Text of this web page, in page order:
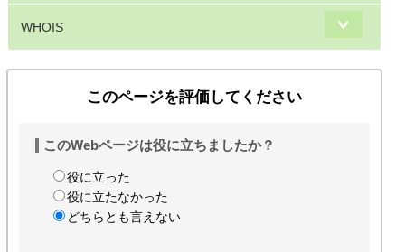
WHOIS
このページを評価してください
このWebページは役に立ちましたか？
役に立った
役に立たなかった
どちらとも言えない